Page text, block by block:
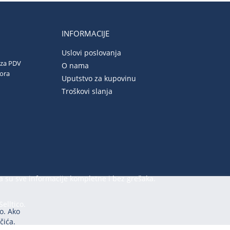
PDV
INFORMACIJE
Uslovi poslovanja
O nama
Uputstvo za kupovinu
Troškovi slanja
sve informacije kompletne i bez grešaka.
Ako